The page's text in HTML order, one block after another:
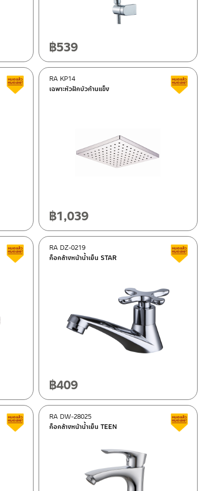
฿539
Clearance sale
เฉพาะหัวฝักบัวก้านแข็ง
RA KP14
฿1,039
Clearance sale
ก็อกล้างหน้าน้ำเย็น STAR
RA DZ-0219
฿409
Clearance sale
ก็อกล้างหน้าน้ำเย็น TEEN
RA DW-28025